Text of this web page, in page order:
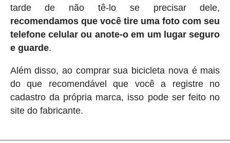
tarde de não tê-lo se precisar dele,
recomendamos que você tire uma foto com seu
telefone celular ou anote-o em um lugar seguro
e guarde.
Além disso, ao comprar sua bicicleta nova é mais
do que recomendável que você a registre no
cadastro da própria marca, isso pode ser feito no
site do fabricante.